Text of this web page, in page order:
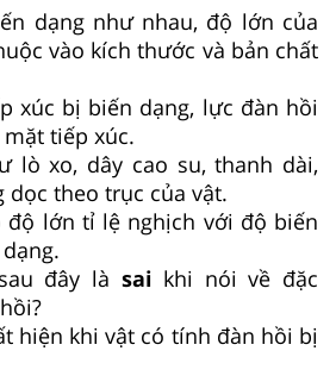
dạng như nhau, độ lớn của
vào kích thước và bản chất
xúc bị biến dạng, lực đàn hồi
tiếp xúc.
lò xo, dây cao su, thanh dài,
theo trục của vật.
độ lớn tỉ lệ nghịch với độ biến
đây là sai khi nói về đặc
hiện khi vật có tính đàn hồi bị